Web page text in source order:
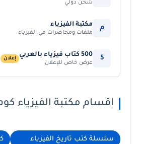
شحن دولي
م مكتبة الفيزياء
ملفات ومحاضرات في الفيزياء
5 500 كتاب فيزياء بالعربي
عرض خاص للإعلان
إعلان
اقسام مكتبة الفيزياء
سلسلة كتب تاريخ الفيزياء